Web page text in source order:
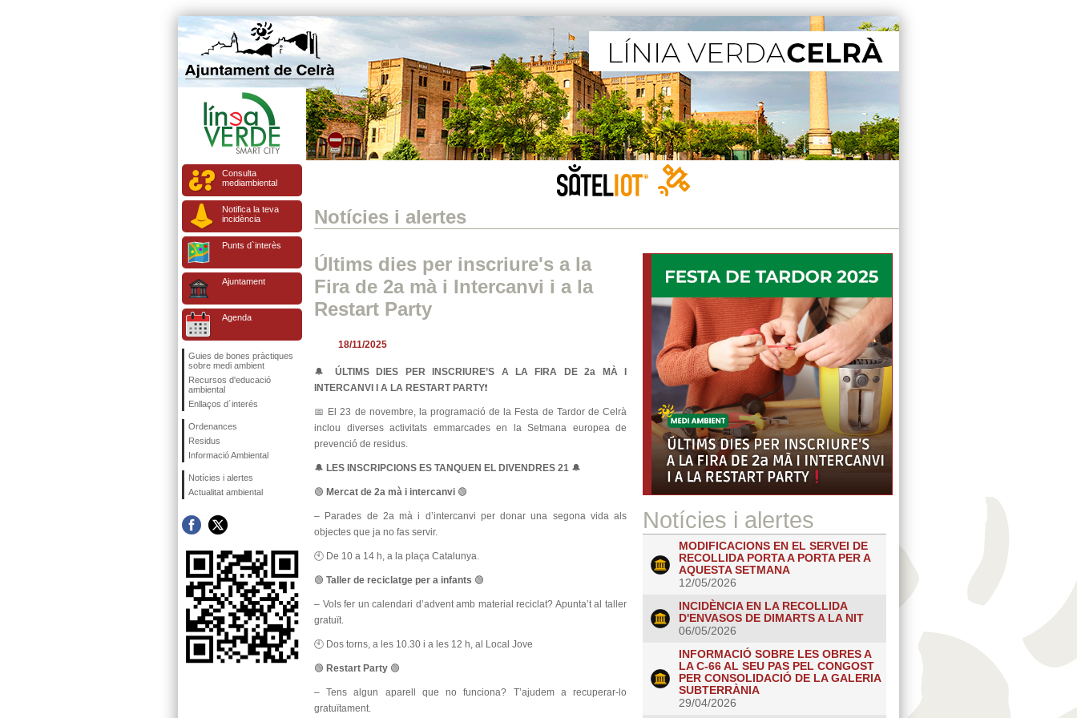
Consulta
mediambiental
Notifica la teva
incidència
Punts d`interès
Ajuntament
Agenda
Guies de bones pràctiques
sobre medi ambient
Recursos d'educació
ambiental
Enllaços d´interés
Ordenances
Residus
Informació Ambiental
Notícies i alertes
Actualitat ambiental
Notícies i alertes
Últims dies per inscriure's a la
Fira de 2a mà i Intercanvi i a la
Restart Party
18/11/2025
🔔 ÚLTIMS DIES PER INSCRIURE’S A LA FIRA DE 2a MÀ I
INTERCANVI I A LA RESTART PARTY❗
📅 El 23 de novembre, la programació de la Festa de Tardor de Celrà
inclou diverses activitats emmarcades en la Setmana europea de
prevenció de residus.
🔔 LES INSCRIPCIONS ES TANQUEN EL DIVENDRES 21 🔔
🟢 Mercat de 2a mà i intercanvi 🟢
– Parades de 2a mà i d’intercanvi per donar una segona vida als
objectes que ja no fas servir.
🕙 De 10 a 14 h, a la plaça Catalunya.
🟢 Taller de reciclatge per a infants 🟢
– Vols fer un calendari d’advent amb material reciclat? Apunta’t al taller
gratuït.
🕙 Dos torns, a les 10.30 i a les 12 h, al Local Jove
🟢 Restart Party 🟢
– Tens algun aparell que no funciona? T’ajudem a recuperar-lo
gratuïtament.
Notícies i alertes
MODIFICACIONS EN EL SERVEI DE
RECOLLIDA PORTA A PORTA PER A
AQUESTA SETMANA
12/05/2026
INCIDÈNCIA EN LA RECOLLIDA
D'ENVASOS DE DIMARTS A LA NIT
06/05/2026
INFORMACIÓ SOBRE LES OBRES A
LA C-66 AL SEU PAS PEL CONGOST
PER CONSOLIDACIÓ DE LA GALERIA
SUBTERRÀNIA
29/04/2026